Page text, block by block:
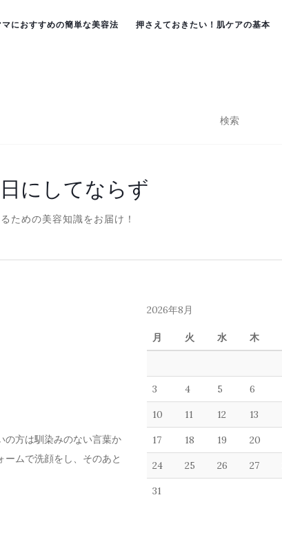
におすすめの簡単な美容法 押さえておきたい！肌ケアの基本
にしてならず
ための美容知識をお届け！
の方は馴染みのない言葉か
ムで洗顔をし、そのあと
2026年8月
月 火 水 木
3 4 5 6
10 11 12 13
17 18 19 20
24 25 26 27
31